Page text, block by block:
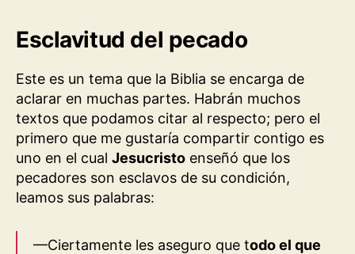
Esclavitud del pecado
Este es un tema que la Biblia se encarga de
aclarar en muchas partes. Habrán muchos
textos que podamos citar al respecto; pero el
primero que me gustaría compartir contigo es
uno en el cual Jesucristo enseñó que los
pecadores son esclavos de su condición,
leamos sus palabras:
—Ciertamente les aseguro que todo el que